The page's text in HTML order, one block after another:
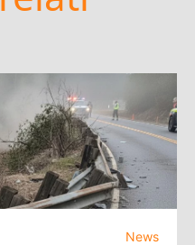
News